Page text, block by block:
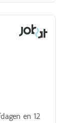
en 12